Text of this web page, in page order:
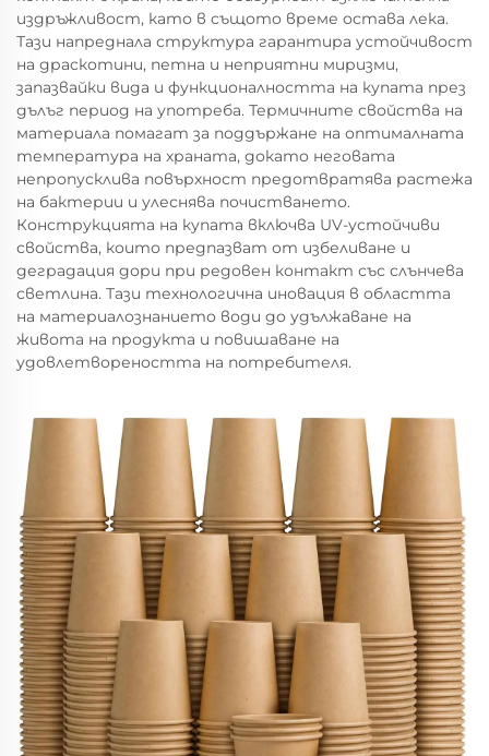
издръжливост, като в същото време остава лека.
Тази напреднала структура гарантира устойчивост
на драскотини, петна и неприятни миризми,
запазвайки вида и функционалността на купата през
дълъг период на употреба. Термичните свойства на
материала помагат за поддържане на оптималната
температура на храната, докато неговата
непропускливa повърхност предотвратява растежа
на бактерии и улеснява почистването.
Конструкцията на купата включва UV-устойчиви
свойства, които предпазват от избеливане и
деградация дори при редовен контакт със слънчева
светлина. Тази технологична иновация в областта
на материалознанието води до удължаване на
живота на продукта и повишаване на
удовлетвореността на потребителя.